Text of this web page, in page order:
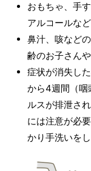
おもちゃ、手
アルコールな
鼻汁、咳など
齢のお子さん
症状が消失し
から4週間（咽
ルスが排泄さ
には注意が必
かり手洗いをし